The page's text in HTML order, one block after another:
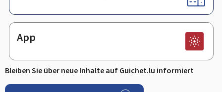
App
Bleiben Sie über neue Inhalte auf Guichet.lu informiert